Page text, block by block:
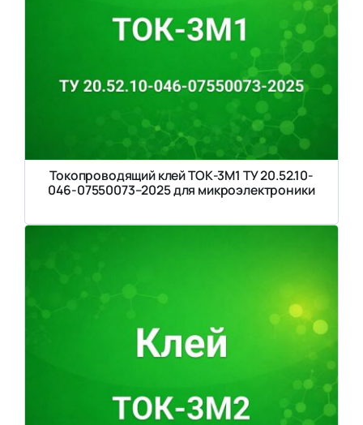
Токопроводящий клей ТОК-3М1 ТУ 20.52.10-
046-07550073–2025 для микроэлектроники